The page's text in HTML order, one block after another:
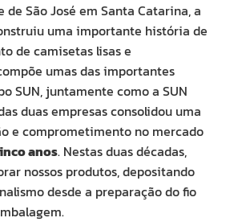
de São José em Santa Catarina, a
uma importante história de
de camisetas lisas e
umas das importantes
SUN, juntamente como a SUN
duas empresas consolidou uma
e comprometimento no mercado
anos. Nestas duas décadas,
nossos produtos, depositando
desde a preparação do fio